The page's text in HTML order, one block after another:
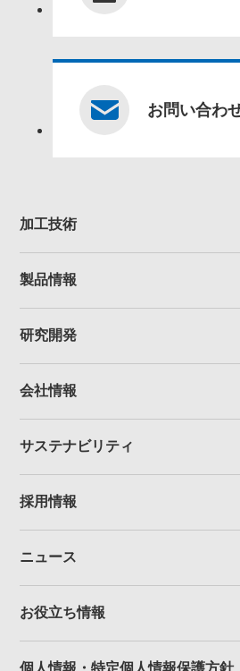
お問い合わ
加工技術
製品情報
研究開発
会社情報
サステナビリティ
採用情報
ニュース
お役立ち情報